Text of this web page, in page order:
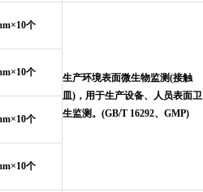
×10个
生产环境表面微生物监测(接触
皿)，用于生产设备、人员表面卫
生监测。(GB/T 16292、GMP)
×10个
×10个
×10个